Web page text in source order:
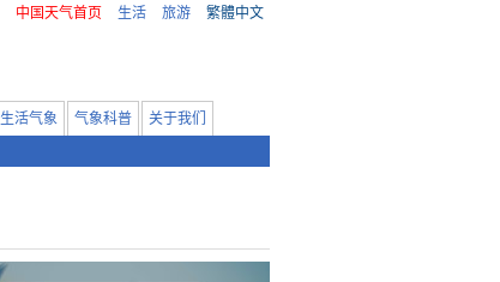
中国天气首页 生活 旅游 繁體中文
生活气象 气象科普
关于我们